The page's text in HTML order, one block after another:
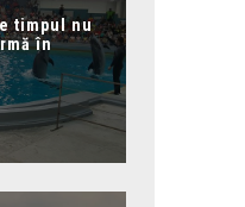
timpul nu
în